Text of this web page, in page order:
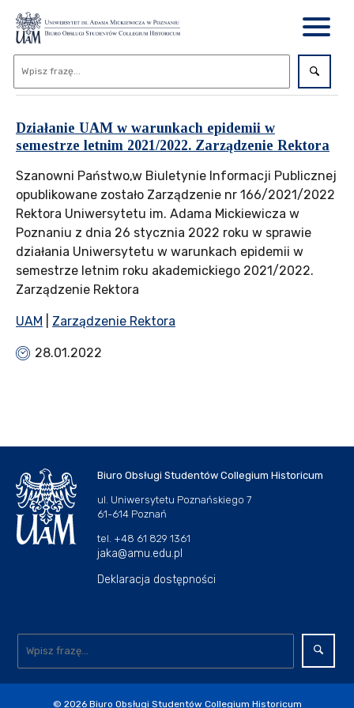
Działanie UAM w warunkach epidemii w
semestrze letnim 2021/2022. Zarządzenie Rektora
Szanowni Państwo,w Biuletynie Informacji Publicznej
opublikowane zostało Zarządzenie nr 166/2021/2022
Rektora Uniwersytetu im. Adama Mickiewicza w
Poznaniu z dnia 26 stycznia 2022 roku w sprawie
działania Uniwersytetu w warunkach epidemii w
semestrze letnim roku akademickiego 2021/2022.
Zarządzenie Rektora
UAM Zarządzenie Rektora
28.01.2022
Biuro Obsługi Studentów Collegium Historicum
ul. Uniwersytetu Poznańskiego 7
61-614 Poznań
tel. +48 61 829 1361
jaka@amu.edu.pl
Deklaracja dostępności
© 2026 Biuro Obsługi Studentów Collegium Historicum